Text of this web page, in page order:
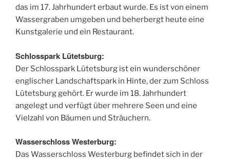
das im 17. Jahrhundert erbaut wurde. Es ist von einem
Wassergraben umgeben und beherbergt heute eine
Kunstgalerie und ein Restaurant.
Schlosspark Lütetsburg:
Der Schlosspark Lütetsburg ist ein wunderschöner
englischer Landschaftspark in Hinte, der zum Schloss
Lütetsburg gehört. Er wurde im 18. Jahrhundert
angelegt und verfügt über mehrere Seen und eine
Vielzahl von Bäumen und Sträuchern.
Wasserschloss Westerburg:
Das Wasserschloss Westerburg befindet sich in der